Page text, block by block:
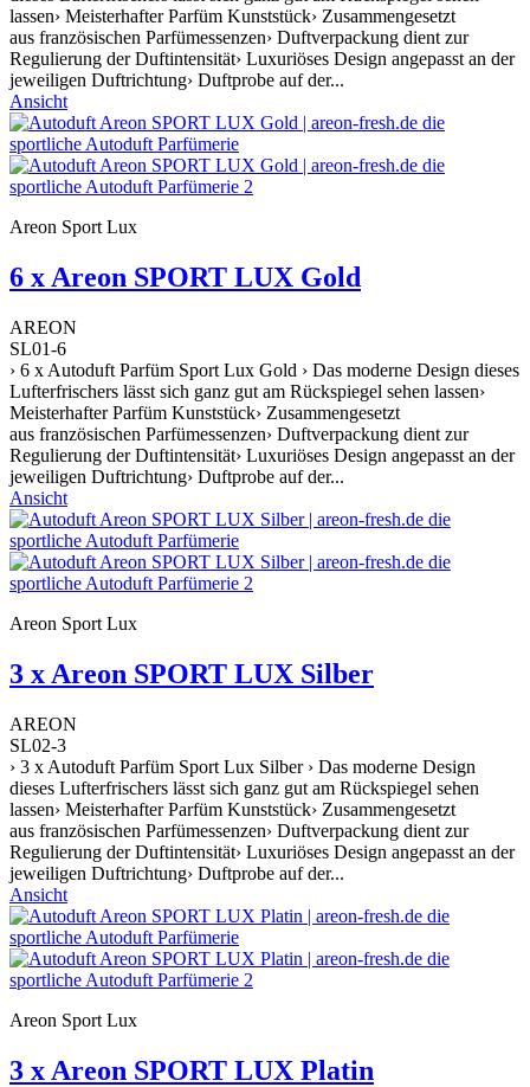
lassen› Meisterhafter Parfüm Kunststück› Zusammengesetzt
aus französischen Parfümessenzen› Duftverpackung dient zur
Regulierung der Duftintensität› Luxuriöses Design angepasst an der
jeweiligen Duftrichtung› Duftprobe auf der...
Ansicht
Areon Sport Lux
6 x Areon SPORT LUX Gold
AREON
SL01-6
› 6 x Autoduft Parfüm Sport Lux Gold › Das moderne Design dieses
Lufterfrischers lässt sich ganz gut am Rückspiegel sehen lassen›
Meisterhafter Parfüm Kunststück› Zusammengesetzt
aus französischen Parfümessenzen› Duftverpackung dient zur
Regulierung der Duftintensität› Luxuriöses Design angepasst an der
jeweiligen Duftrichtung› Duftprobe auf der...
Ansicht
Areon Sport Lux
3 x Areon SPORT LUX Silber
AREON
SL02-3
› 3 x Autoduft Parfüm Sport Lux Silber › Das moderne Design
dieses Lufterfrischers lässt sich ganz gut am Rückspiegel sehen
lassen› Meisterhafter Parfüm Kunststück› Zusammengesetzt
aus französischen Parfümessenzen› Duftverpackung dient zur
Regulierung der Duftintensität› Luxuriöses Design angepasst an der
jeweiligen Duftrichtung› Duftprobe auf der...
Ansicht
Areon Sport Lux
3 x Areon SPORT LUX Platin